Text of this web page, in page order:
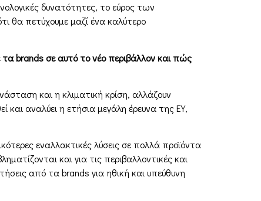
δυνατότητες, το εύρος των
θα πετύχουµε µαζί ένα καλύτερο
brands σε αυτό το νέο περιβάλλον και πώς
και η κλιµατική κρίση, αλλάζουν
αναλύει η ετήσια µεγάλη έρευνα της ΕΥ,
εναλλακτικές λύσεις σε πολλά προϊόντα
και για τις περιβαλλοντικές και
από τα brands για ηθική και υπεύθυνη